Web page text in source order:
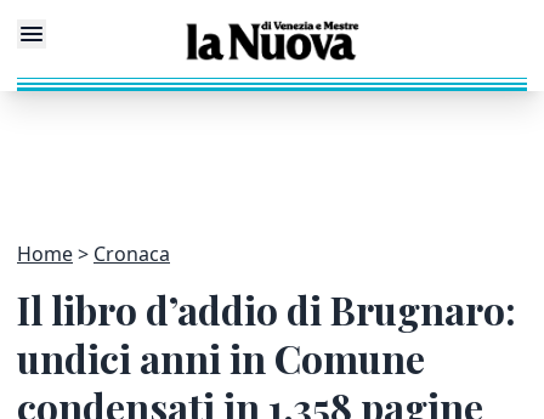
Home Cronaca
Il libro d’addio di Brugnaro:
undici anni in Comune
condensati in 1.358 pagine